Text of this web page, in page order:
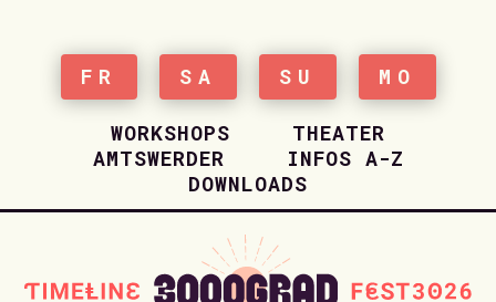
FR SA SU MO
WORKSHOPS
THEATER
AMTSWERDER
INFOS A-Z
DOWNLOADS